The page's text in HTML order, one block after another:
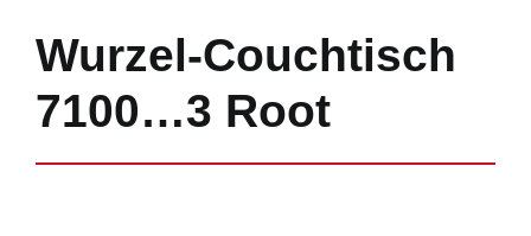
Wurzel-Couchtisch
7100…3 Root